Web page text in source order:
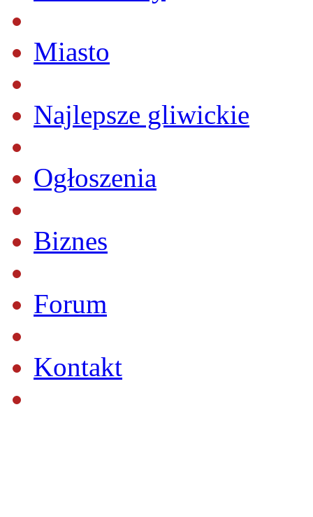
Miasto
Najlepsze gliwickie
Ogłoszenia
Biznes
Forum
Kontakt